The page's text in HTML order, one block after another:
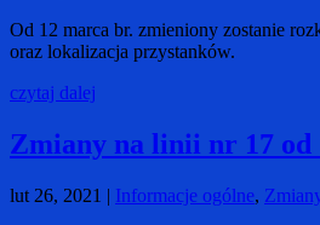
Od 12 marca br. zmieniony zostanie
oraz lokalizacja przystanków.
czytaj dalej
Zmiany na linii nr 17 od
lut 26, 2021 | Informacje ogólne,